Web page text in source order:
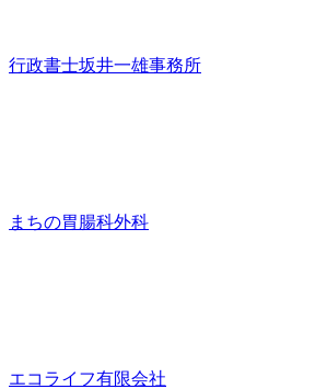
行政書士坂井一雄事務所
まちの胃腸科外科
エコライフ有限会社